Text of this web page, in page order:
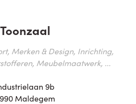
Toonzaal
Merken & Design, Inrichting,
Meubelmaatwerk, ...
9b
Maldegem